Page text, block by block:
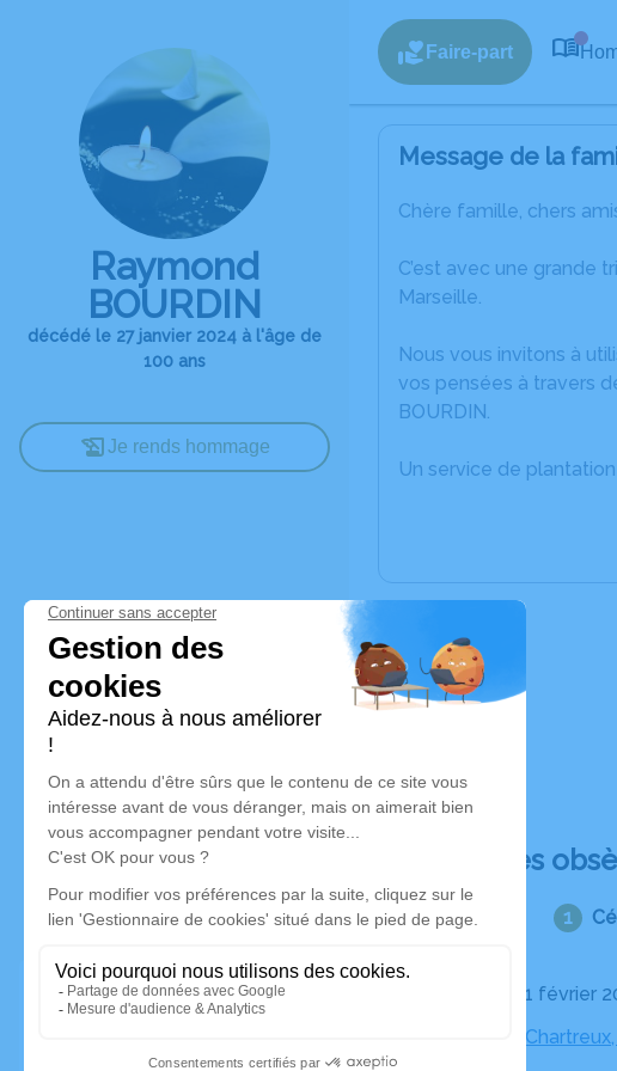
Raymond
BOURDIN
décédé le 27 janvier 2024 à l'âge de
100 ans
Je rends hommage
Faire-part
Message de la
Chère famille, chers
C’est avec une grande
Marseille.
Nous vous invitons à
vos pensées à travers
BOURDIN.
Un service de
Déroulé des
Le jeudi 01 février
Église les